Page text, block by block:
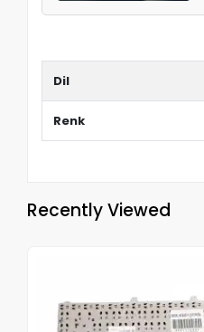
Dil
Renk
Recently Viewed